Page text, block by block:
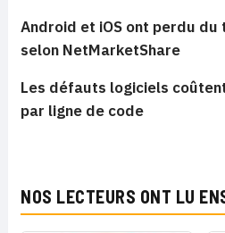
Android et iOS ont perdu du
selon NetMarketShare
Les défauts logiciels
par ligne de code
NOS LECTEURS ONT LU